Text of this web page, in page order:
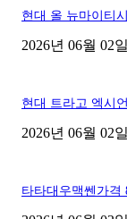
현대 올 뉴마이티
2026년 06월 02일
현대 트라고 엑시
2026년 06월 02일
타타대우맥쎈가격